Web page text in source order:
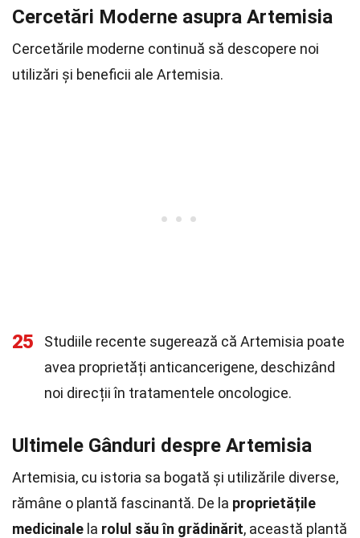
Cercetări Moderne asupra Artemisia
Cercetările moderne continuă să descopere noi
utilizări și beneficii ale Artemisia.
25
Studiile recente sugerează că Artemisia poate
avea proprietăți anticancerigene, deschizând
noi direcții în tratamentele oncologice.
Ultimele Gânduri despre Artemisia
Artemisia, cu istoria sa bogată și utilizările diverse,
rămâne o plantă fascinantă. De la proprietățile
medicinale la rolul său în grădinărit, această plantă